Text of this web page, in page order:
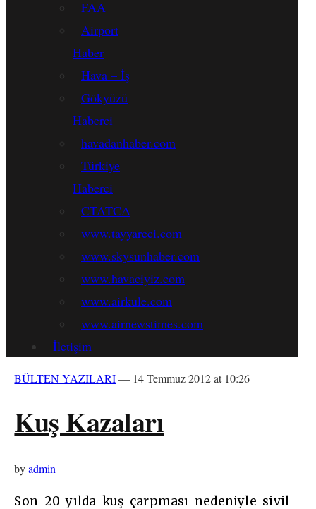
FAA
Airport
Haber
Hava – İş
Gökyüzü
Haberci
havadanhaber.com
Türkiye
Haberci
CTATCA
www.tayyareci.com
www.skysunhaber.com
www.havaciyiz.com
www.airkule.com
www.airnewstimes.com
İletişim
BÜLTEN YAZILARI— 14 Temmuz 2012 at 10:26
Kuş Kazaları
byadmin
Son 20 yılda kuş çarpması nedeniyle sivil